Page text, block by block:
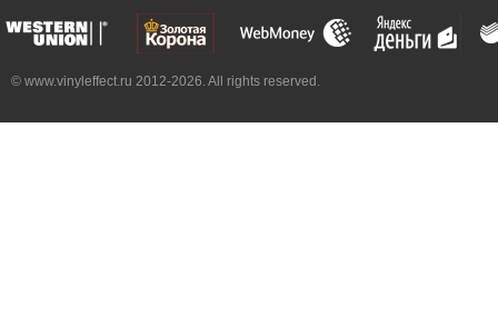
© www.vinyleffect.ru 2012-2026. All rights reserved.